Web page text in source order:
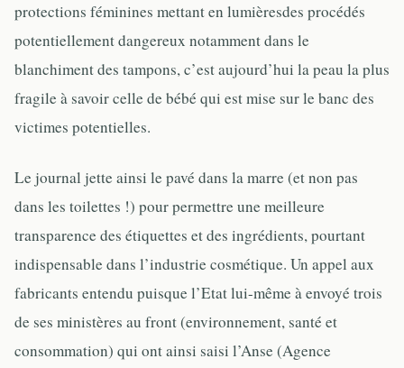
protections féminines mettant en lumièresdes procédés
potentiellement dangereux notamment dans le
blanchiment des tampons, c’est aujourd’hui la peau la plus
fragile à savoir celle de bébé qui est mise sur le banc des
victimes potentielles.
Le journal jette ainsi le pavé dans la marre (et non pas
dans les toilettes !) pour permettre une meilleure
transparence des étiquettes et des ingrédients, pourtant
indispensable dans l’industrie cosmétique. Un appel aux
fabricants entendu puisque l’Etat lui-même à envoyé trois
de ses ministères au front (environnement, santé et
consommation) qui ont ainsi saisi l’Anse (Agence